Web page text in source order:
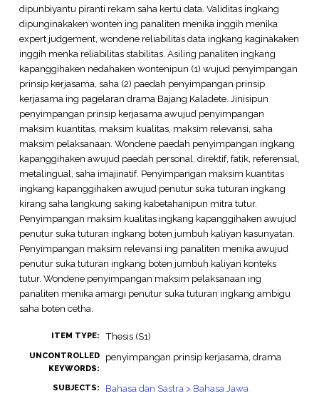
dipunbiyantu piranti rekam saha kertu data. Validitas ingkang
dipunginakaken wonten ing panaliten menika inggih menika
expert judgement, wondene reliabilitas data ingkang kaginakaken
inggih menka reliabilitas stabilitas. Asiling panaliten ingkang
kapanggihaken nedahaken wontenipun (1) wujud penyimpangan
prinsip kerjasama, saha (2) paedah penyimpangan prinsip
kerjasama ing pagelaran drama Bajang Kaladete. Jinisipun
penyimpangan prinsip kerjasama awujud penyimpangan
maksim kuantitas, maksim kualitas, maksim relevansi, saha
maksim pelaksanaan. Wondene paedah penyimpangan ingkang
kapanggihaken awujud paedah personal, direktif, fatik, referensial,
metalingual, saha imajinatif. Penyimpangan maksim kuantitas
ingkang kapanggihaken awujud penutur suka tuturan ingkang
kirang saha langkung saking kabetahanipun mitra tutur.
Penyimpangan maksim kualitas ingkang kapanggihaken awujud
penutur suka tuturan ingkang boten jumbuh kaliyan kasunyatan.
Penyimpangan maksim relevansi ing panaliten menika awujud
penutur suka tuturan ingkang boten jumbuh kaliyan konteks
tutur. Wondene penyimpangan maksim pelaksanaan ing
panaliten menika amargi penutur suka tuturan ingkang ambigu
saha boten cetha.
ITEM TYPE: Thesis (S1)
UNCONTROLLED
KEYWORDS:
penyimpangan prinsip kerjasama, drama
SUBJECTS: Bahasa dan Sastra > Bahasa Jawa